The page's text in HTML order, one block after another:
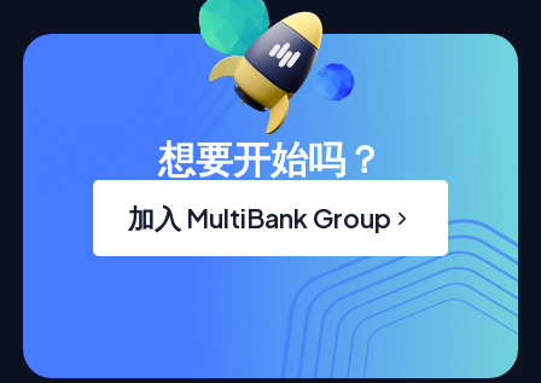
想要开始吗？
加入 MultiBank Group